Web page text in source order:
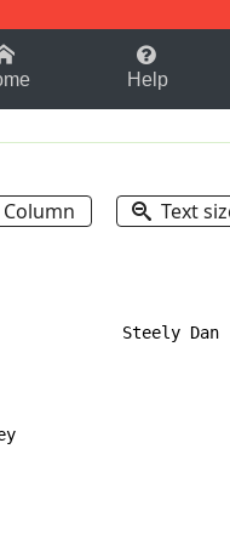
Help
Column Text
Steely Dan